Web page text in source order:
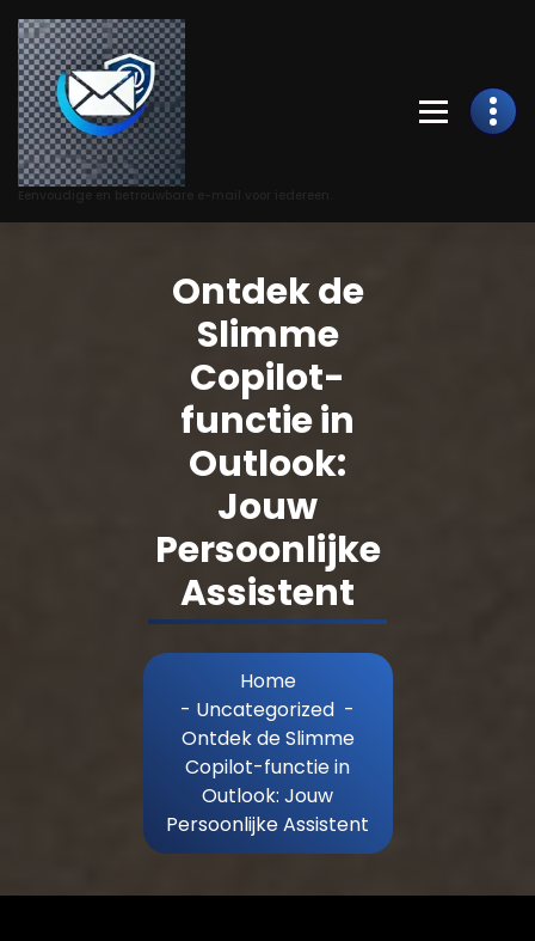
Skip
to
Content
Ontdek de
Slimme
Copilot-
functie in
Outlook:
Jouw
Persoonlijke
Assistent
Home
- Uncategorized -
Ontdek de Slimme
Copilot-functie in
Outlook: Jouw
Persoonlijke Assistent